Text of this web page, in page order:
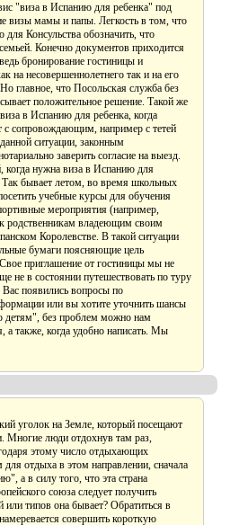
"виза в Испанию для ребенка" под
визы мамы и папы. Легкость в том, что
для Консульства обозначить, что
Конечно документов приходится
бронирование гостиницы и
на несовершеннолетнего так и на его
главное, что Посольская служба без
положительное решение. Такой же
в Испанию для ребенка, когда
с сопровождающим, например с тетей
ситуации, законным
заверить согласие на выезд.
когда нужна виза в Испанию для
Так бывает летом, во время школьных
учебные курсы для обучения
мероприятия (например,
родственникам владеющим своим
Королевстве. В такой ситуации
бумаги поясняющие цель
приглашение от гостиницы мы не
не в состоянии путешествовать по туру
появились вопросы по
или вы хотите уточнить шансы
детям", без проблем можно нам
а также, когда удобно написать. Мы
уголок на Земле, который посещают
Многие люди отдохнув там раз,
этому число отдыхающих
отдыха в этом направлении, сначала
а в силу того, что эта страна
союза следует получить
типов она бывает? Обратиться в
совершить короткую